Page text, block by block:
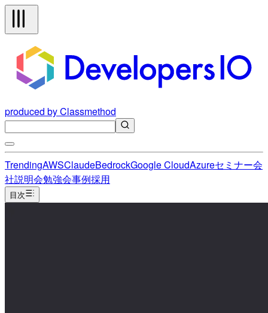
produced by Classmethod
TrendingAWSClaudeBedrockGoogle CloudAzureセミナー会
社説明会勉強会事例採用
目次